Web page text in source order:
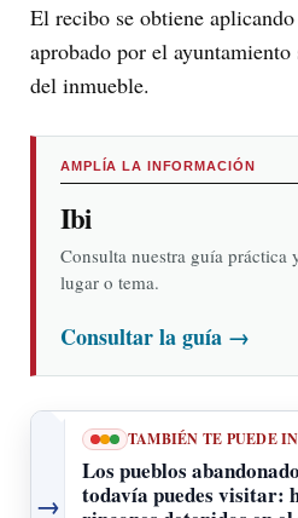
El recibo se obtiene
aprobado por el
del inmueble.
AMPLÍA LA INFORMACIÓN
Ibi
Consulta nuestra guía práctica
lugar o tema.
Consultar la guía →
→
TAMBIÉN TE PUEDE
Los pueblos
todavía puedes visitar: